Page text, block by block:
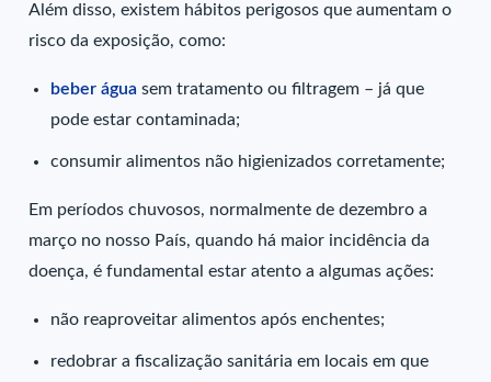
Além disso, existem hábitos perigosos que aumentam o
risco da exposição, como:
beber água sem tratamento ou filtragem – já que
pode estar contaminada;
consumir alimentos não higienizados corretamente;
Em períodos chuvosos, normalmente de dezembro a
março no nosso País, quando há maior incidência da
doença, é fundamental estar atento a algumas ações:
não reaproveitar alimentos após enchentes;
redobrar a fiscalização sanitária em locais em que